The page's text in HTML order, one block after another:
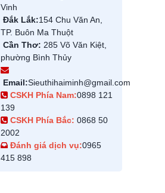
Vinh
Đắk Lắk:154 Chu Văn An,
TP. Buôn Ma Thuột
Cần Thơ: 285 Võ Văn Kiệt,
phường Bình Thủy
Email:Sieuthihaiminh@gmail.com
CSKH Phía Nam:0898 121
139
CSKH Phía Bắc: 0868 50
2002
Đánh giá dịch vụ:0965
415 898